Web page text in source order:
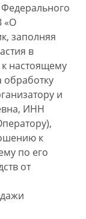
«О
заполняя
в
настоящему
обработку
и
ИНН
к
по его
от